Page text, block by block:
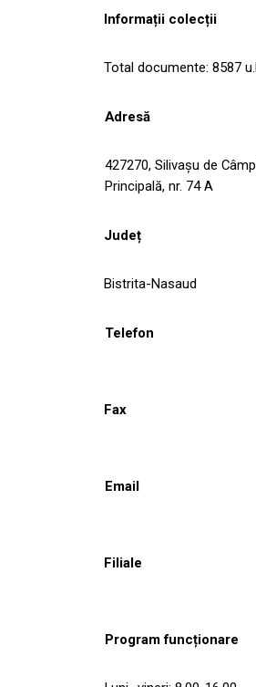
Informații colecții
Total documente: 8587
Adresă
427270, Silivaşu de
Principală, nr. 74 A
Județ
Bistrita-Nasaud
Telefon
Fax
Email
Filiale
Program funcționare